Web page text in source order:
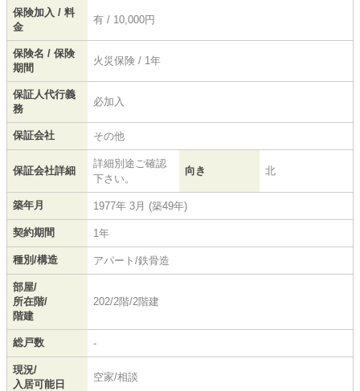
保険加入 / 料
金
有 / 10,000円
保険名 / 保険
期間
火災保険 / 1年
保証人代行義
務
必加入
保証会社 その他
保証会社詳細
詳細別途ご確認
下さい。
向き 北
築年月 1977年 3月 (築49年)
契約期間 1年
種別/構造 アパート/鉄骨造
部屋/
所在階/
階建
202/2階/2階建
総戸数 -
現況/
入居可能日
空家/相談